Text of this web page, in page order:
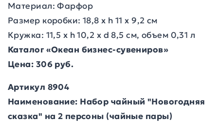
Материал: Фарфор
Размер коробки: 18,8 х h 11 х 9,2 см
Кружка: 11,5 х h 10,2 х d 8,5 см, объем 0,31 л
Каталог «Океан бизнес-сувениров»
Цена: 306 руб.
Артикул 8904
Наименование: Набор чайный "Новогодняя
сказка" на 2 персоны (чайные пары)